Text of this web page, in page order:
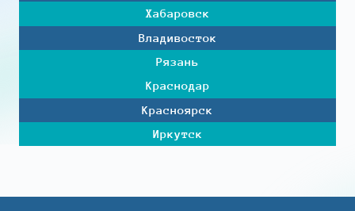
Хабаровск
Владивосток
Рязань
Краснодар
Красноярск
Иркутск